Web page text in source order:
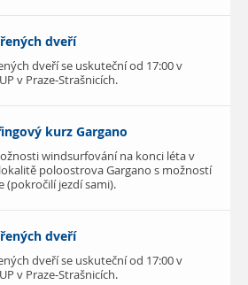
dveří
dveří se uskuteční od 17:00 v
v Praze-Strašnicích.
kurz Gargano
windsurfování na konci léta v
poloostrova Gargano s možností
(pokročilí jezdí sami).
dveří
dveří se uskuteční od 17:00 v
v Praze-Strašnicích.